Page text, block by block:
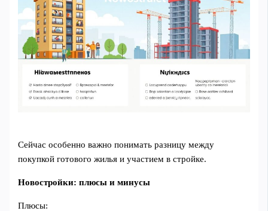
Сейчас особенно важно понимать разницу между
покупкой готового жилья и участием в стройке.
Новостройки: плюсы и минусы
Плюсы: